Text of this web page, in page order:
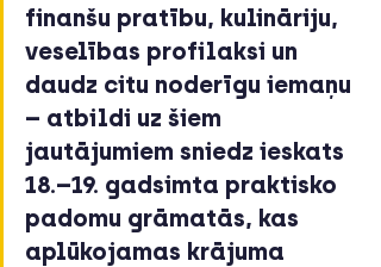
finanšu pratību, kulināriju,
veselības profilaksi un
daudz citu noderīgu iemaņu
– atbildi uz šiem
jautājumiem sniedz ieskats
18.–19. gadsimta praktisko
padomu grāmatās, kas
aplūkojamas krājuma